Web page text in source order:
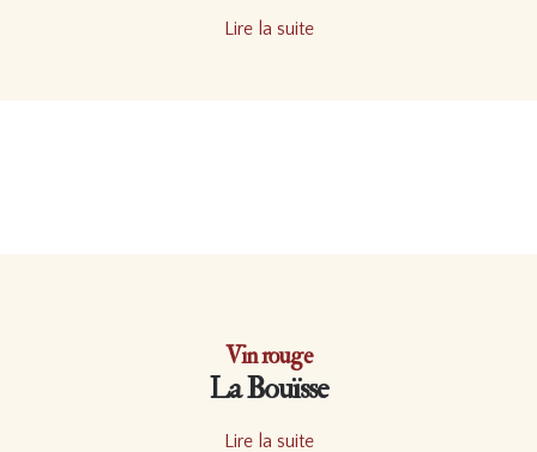
Lire la suite
Vin rouge
La Bouïsse
Lire la suite